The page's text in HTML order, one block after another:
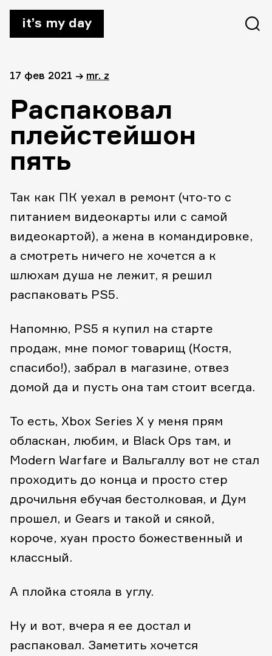
it’s my day
17 фев 2021 → mr. z
Распаковал
плейстейшон
пять
Так как ПК уехал в ремонт (что-то с
питанием видеокарты или с самой
видеокартой), а жена в командировке,
а смотреть ничего не хочется а к
шлюхам душа не лежит, я решил
распаковать PS5.
Напомню, PS5 я купил на старте
продаж, мне помог товарищ (Костя,
спасибо!), забрал в магазине, отвез
домой да и пусть она там стоит всегда.
То есть, Xbox Series X у меня прям
обласкан, любим, и Black Ops там, и
Modern Warfare и Вальгаллу вот не стал
проходить до конца и просто стер
дрочильня ебучая бестолковая, и Дум
прошел, и Gears и такой и сякой,
короче, хуан просто божественный и
классный.
А плойка стояла в углу.
Ну и вот, вчера я ее достал и
распаковал. Заметить хочется